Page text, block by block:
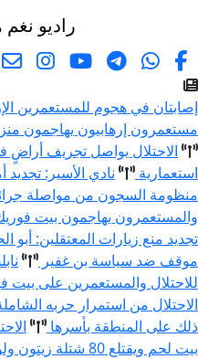
راديو نغم
إصابتان في هجوم للمستعمرين
مستعمرون إرهابيون يهاجمون
الاحتلال يواصل تجريف
استعمارية
نادي الأسير:
منظومة السجون من مواصلة
والمستعمرون يهاجمون بيت
تجديد منع زيارات المعتقلين: أبو
موقف ضد سياسة بن غفير
للاحتلال والمستعمرين على بيت
الاحتلال من استمرار حربه
ذلك على المنطقة بأسرها
بيت لحم ويقتلع 80 شتلة زيتون ولوزيات